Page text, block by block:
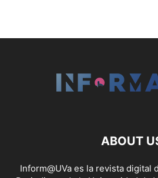
ABOUT
Inform@UVa es la revista digital